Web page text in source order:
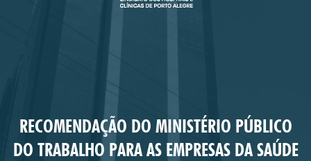
RECOMENDAÇÃO DO MINISTÉRIO PÚBLICO
DO TRABALHO PARA AS EMPRESAS DA SAÚDE